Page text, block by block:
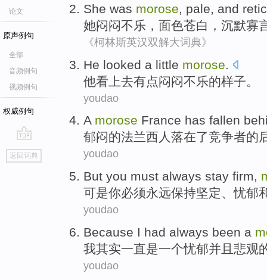
论文
原声例句
全部
音频例句
视频例句
权威例句
go
top
返回词典
She was morose, pale, and
她闷闷不乐 ， 面色苍白 ， 沉默寡
《柯林斯英汉双解大词典》
He looked a little morose
他看上去有点闷闷不乐的样子 。
youdao
A morose France has fallen
郁闷的法兰西人 落在了竞争者的
youdao
But you must always stay firm,
可是你必须永远保持坚定、忧郁
youdao
Because I had always been a
我其实一直是一个忧郁并且 悲观
youdao